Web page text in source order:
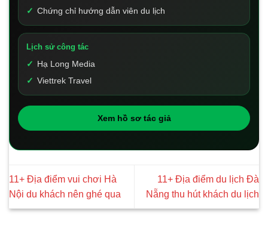
Chứng chỉ hướng dẫn viên du lịch
Lịch sử công tác
Hạ Long Media
Viettrek Travel
Xem hồ sơ tác giả
11+ Địa điểm vui chơi Hà
Nội du khách nên ghé qua
11+ Địa điểm du lịch Đà
Nẵng thu hút khách du lịch